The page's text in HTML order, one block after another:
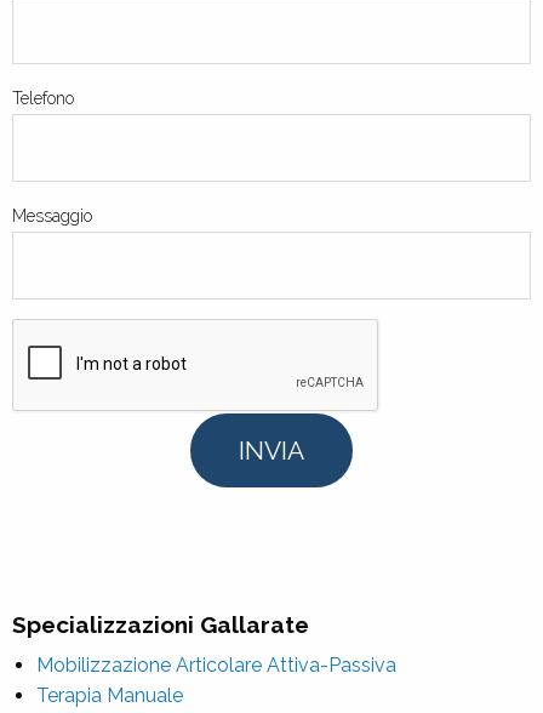
Telefono
Messaggio
INVIA
Specializzazioni Gallarate
Mobilizzazione Articolare Attiva-Passiva
Terapia Manuale